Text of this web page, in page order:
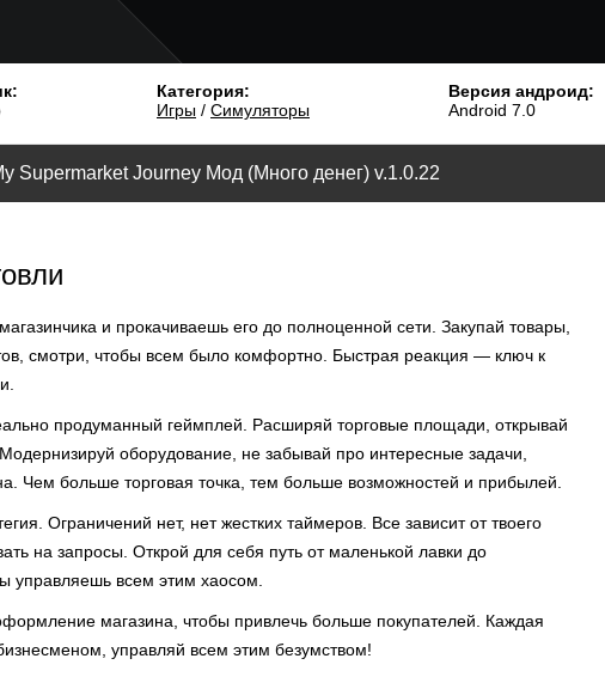
Категория:
Игры / Симуляторы
Версия андроид:
Android 7.0
Supermarket Journey Мод (Много денег) v.1.0.22
и прокачиваешь его до полноценной сети. Закупай товары,
смотри, чтобы всем было комфортно. Быстрая реакция — ключ к
продуманный геймплей. Расширяй торговые площади, открывай
оборудование, не забывай про интересные задачи,
Чем больше торговая точка, тем больше возможностей и прибылей.
Ограничений нет, нет жестких таймеров. Все зависит от твоего
на запросы. Открой для себя путь от маленькой лавки до
управляешь всем этим хаосом.
магазина, чтобы привлечь больше покупателей. Каждая
управляй всем этим безумством!